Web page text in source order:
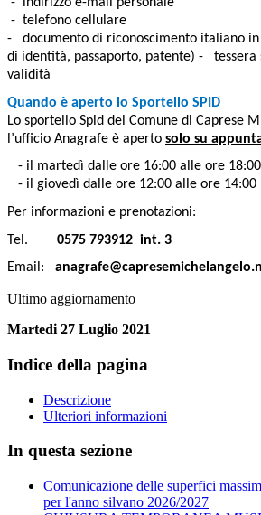
- telefono cellulare
- documento di riconoscimento italiano
di identità, passaporto, patente) - tessera
validità
Quando è aperto lo Sportello SPID
Lo sportello Spid del Comune di Caprese
l’ufficio Anagrafe è aperto solo su
- il martedì dalle ore 16:00 alle ore 18:00
- il giovedì dalle ore 12:00 alle ore 14:00
Per informazioni e prenotazioni:
Tel.
0575 793912 int. 3
Email:
Ultimo aggiornamento
Martedi 27 Luglio 2021
Indice della pagina
Descrizione
Ulteriori informazioni
In questa sezione
Comunicazione delle superfici
per l'anno silvano 2026/2027